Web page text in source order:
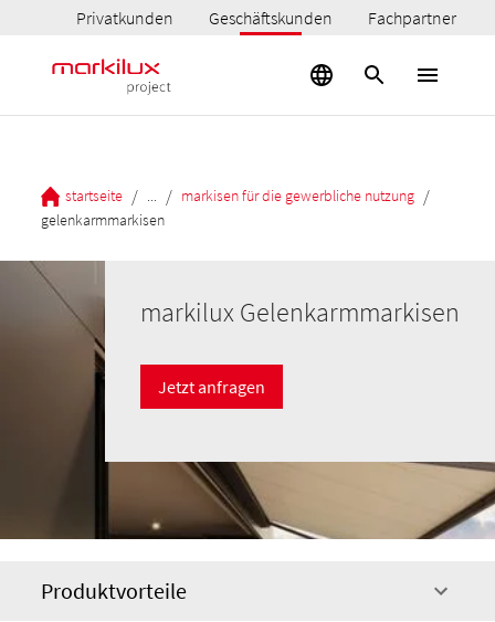
Privatkunden Geschäftskunden Fachpartner
startseite / / markisen für die gewerbliche nutzung /
gelenkarmmarkisen
markilux Gelenkarmmarkisen
Jetzt anfragen
Produktvorteile